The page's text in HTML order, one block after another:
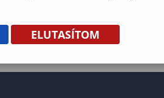
ELUTASÍTOM